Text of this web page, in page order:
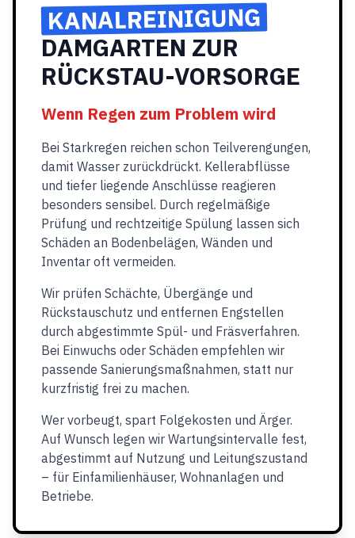
KANALREINIGUNG
DAMGARTEN ZUR
RÜCKSTAU-VORSORGE
Wenn Regen zum Problem wird
Bei Starkregen reichen schon Teilverengungen,
damit Wasser zurückdrückt. Kellerabflüsse
und tiefer liegende Anschlüsse reagieren
besonders sensibel. Durch regelmäßige
Prüfung und rechtzeitige Spülung lassen sich
Schäden an Bodenbelägen, Wänden und
Inventar oft vermeiden.
Wir prüfen Schächte, Übergänge und
Rückstauschutz und entfernen Engstellen
durch abgestimmte Spül- und Fräsverfahren.
Bei Einwuchs oder Schäden empfehlen wir
passende Sanierungsmaßnahmen, statt nur
kurzfristig frei zu machen.
Wer vorbeugt, spart Folgekosten und Ärger.
Auf Wunsch legen wir Wartungsintervalle fest,
abgestimmt auf Nutzung und Leitungszustand
– für Einfamilienhäuser, Wohnanlagen und
Betriebe.